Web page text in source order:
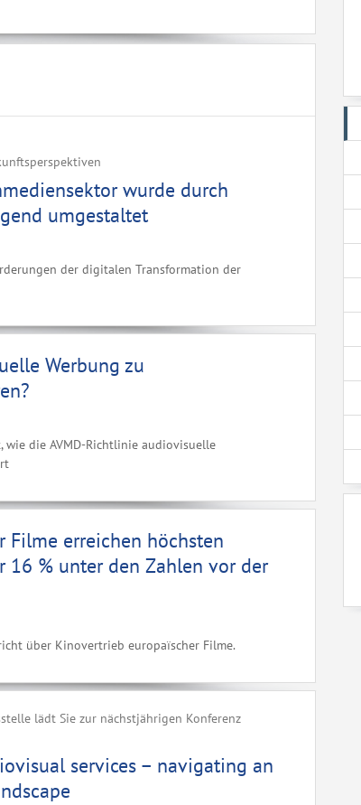
wurde durch
umgestaltet
der digitalen Transformation der
Werbung zu
wie die AVMD-Richtlinie audiovisuelle
Filme erreichen höchsten
16 % unter den Zahlen vor der
über Kinovertrieb europaïscher Filme.
lädt Sie zur nächstjährigen Konferenz
services – navigating an